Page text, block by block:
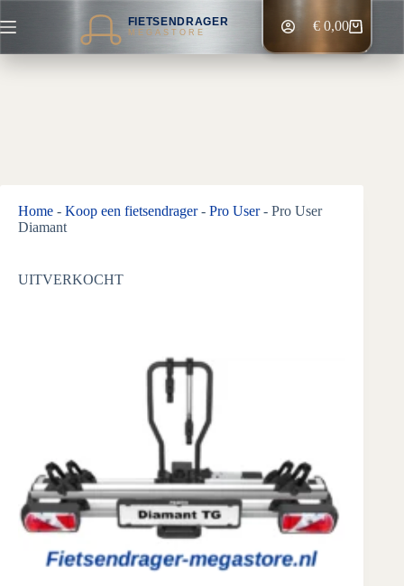
naar
inhoud
FIETSENDRAGER
MEGASTORE Winkelwagen
€0,00
Home - Koop een fietsendrager- Pro User- Pro User
Diamant
UITVERKOCHT